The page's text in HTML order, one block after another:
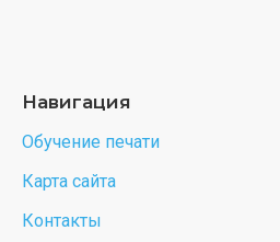
Навигация
Обучение печати
Карта сайта
Контакты